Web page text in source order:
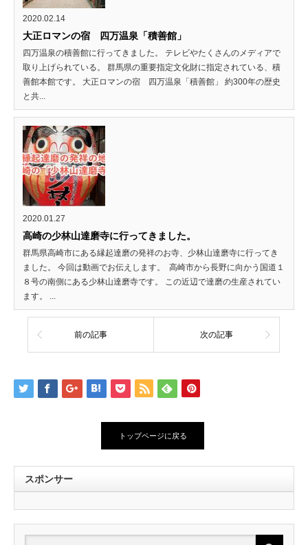
2020.02.14
大正ロマンの宿 四万温泉「積善館」
四万温泉の積善館に行ってきました。 テレビやたくさんのメディアで
取り上げられている。 群馬県の重要指定文化財に指定されている、積
善館本館です。 大正ロマンの宿 四万温泉「積善館」 約300年の歴史
と共...
2020.01.27
高崎の少林山達磨寺に行ってきました。
群馬県高崎市にある縁起達磨の発祥のお寺、少林山達磨寺に行ってき
ました。 今回は動画でお伝えします。 高崎市から長野に向かう国道１
８号の南側にある少林山達磨寺です。 この近辺で達磨の生産されてい
ます。 ...
前の記事 次の記事
トップページに戻る
スポンサー